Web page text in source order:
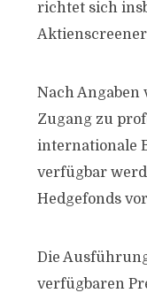
richtet sich
Nach
Zugang zu
internationale
verfügbar
Hedgefonds
Die
verfügbaren